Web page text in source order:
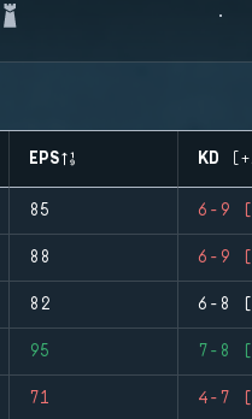
EPS KD
85 6-9
88 6-9
82 6-8
95 7-8
71 4-7